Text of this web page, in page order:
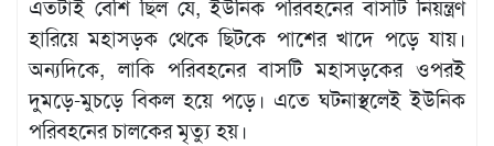
পর্যটন
লাইফস্টাইল
প্রবাস
এতটাই বেশি ছিল যে, ইউনিক পরিবহনের বাসটি নিয়ন্ত্রণ
হারিয়ে মহাসড়ক থেকে ছিটকে পাশের খাদে পড়ে যায়।
অন্যদিকে, লাকি পরিবহনের বাসটি মহাসড়কের ওপরই
দুমড়ে-মুচড়ে বিকল হয়ে পড়ে। এতে ঘটনাস্থলেই ইউনিক
পরিবহনের চালকের মৃত্যু হয়।